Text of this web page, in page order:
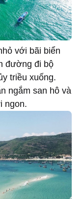
với bãi biển
đường đi bộ
triều xuống.
ngắm san hô và
ngon.